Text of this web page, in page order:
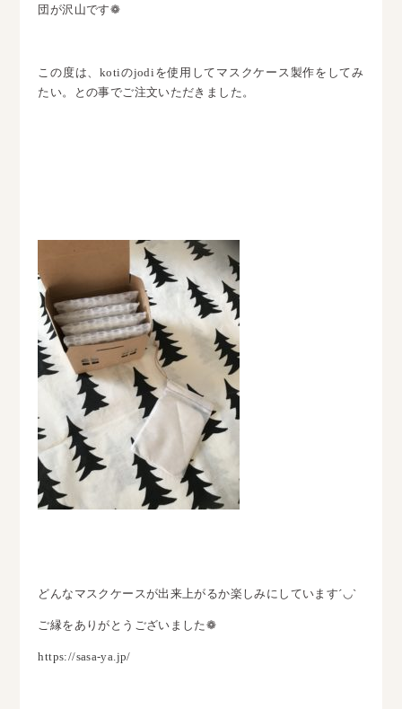
団が沢山です❁
この度は、kotiのjodiを使用してマスクケース製作をしてみ
たい。との事でご注文いただきまし た。
どんなマスクケースが出来上がるか楽しみにしています´◡`
ご縁をありがとうございました❁
https://sasa-ya.jp/